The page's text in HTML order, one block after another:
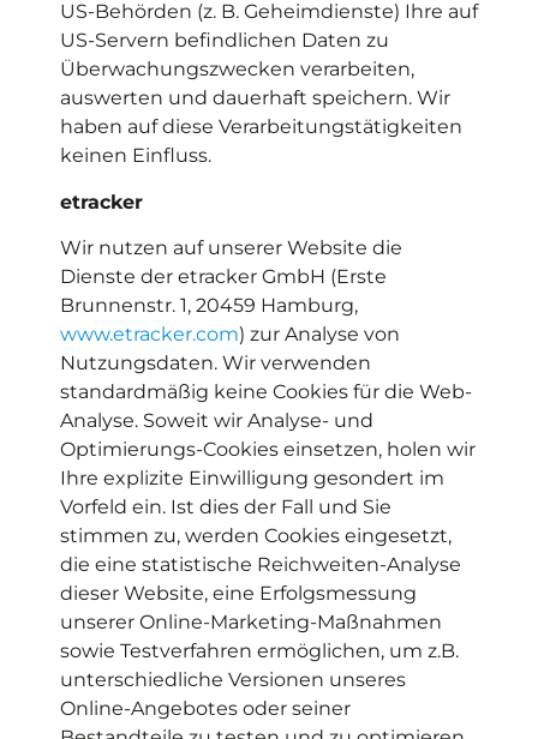
US-Behörden (z. B. Geheimdienste) Ihre auf
US-Servern befindlichen Daten zu
Überwachungszwecken verarbeiten,
auswerten und dauerhaft speichern. Wir
haben auf diese Verarbeitungstätigkeiten
keinen Einfluss.
etracker
Wir nutzen auf unserer Website die
Dienste der etracker GmbH (Erste
Brunnenstr. 1, 20459 Hamburg,
www.etracker.com) zur Analyse von
Nutzungsdaten. Wir verwenden
standardmäßig keine Cookies für die Web-
Analyse. Soweit wir Analyse- und
Optimierungs-Cookies einsetzen, holen wir
Ihre explizite Einwilligung gesondert im
Vorfeld ein. Ist dies der Fall und Sie
stimmen zu, werden Cookies eingesetzt,
die eine statistische Reichweiten-Analyse
dieser Website, eine Erfolgsmessung
unserer Online-Marketing-Maßnahmen
sowie Testverfahren ermöglichen, um z.B.
unterschiedliche Versionen unseres
Online-Angebotes oder seiner